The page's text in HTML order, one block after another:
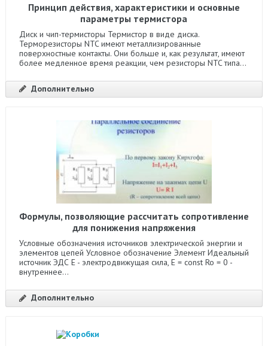
Принцип действия, характеристики и основные
параметры термистора
Диск и чип-термисторы Термистор в виде диска.
Терморезисторы NTC имеют металлизированные
поверхностные контакты. Они больше и, как результат, имеют
более медленное время реакции, чем резисторы NTC типа...
Дополнительно
Формулы, позволяющие рассчитать сопротивление
для понижения напряжения
Условные обозначения источников электрической энергии и
элементов цепей Условное обозначение Элемент Идеальный
источник ЭДС Е - электродвижущая сила, Е = const Ro = 0 -
внутреннее...
Дополнительно